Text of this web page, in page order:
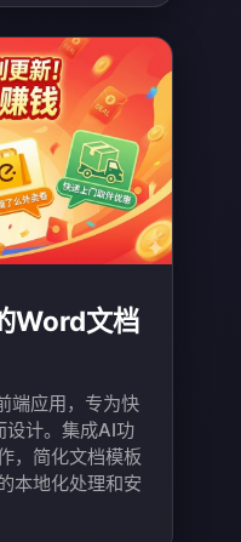
Word文档
端应用，专为快
计。集成AI功
，简化文档模板
本地化处理和安